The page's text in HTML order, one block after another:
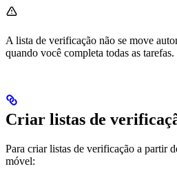
A lista de verificação não se move
quando você completa todas as tarefas.
Criar listas de
Para criar listas de verificação a partir
móvel: